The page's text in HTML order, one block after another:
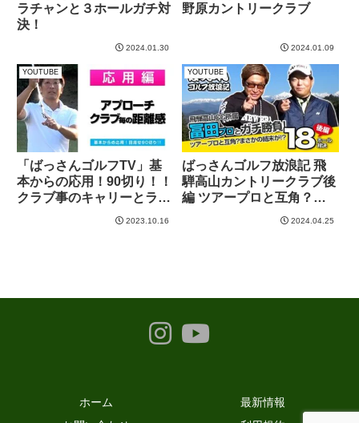
ラチャンと３ホールガチ対
決！
2024.01.30
野原カントリークラブ
2024.01.09
YOUTUBE
「ばっさんゴルフTV」基
本からの応用！90切り！！
クラブ事のキャリーとラン
を加味したアプローチ
2023.10.16
YOUTUBE
ばっさんゴルフ放浪記 飛
騨高山カントリークラブ後
編 ツアープロと互角？ま
さかの結末が！？
2024.04.25
ホーム
最新情報